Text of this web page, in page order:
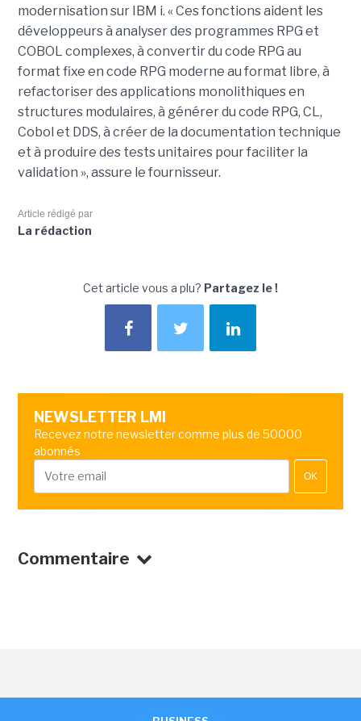
modernisation sur IBM i. « Ces fonctions aident les
développeurs à analyser des programmes RPG et
COBOL complexes, à convertir du code RPG au
format fixe en code RPG moderne au format libre, à
refactoriser des applications monolithiques en
structures modulaires, à générer du code RPG, CL,
Cobol et DDS, à créer de la documentation technique
et à produire des tests unitaires pour faciliter la
validation », assure le fournisseur.
Article rédigé par
La rédaction
Cet article vous a plu? Partagez le !
NEWSLETTER LMI
Recevez notre newsletter comme plus de 50000
abonnés
OK
Commentaire